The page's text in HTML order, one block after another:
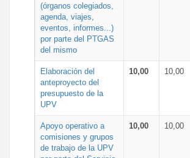
(órganos colegiados,
agenda, viajes,
eventos, informes...)
por parte del PTGAS
del mismo
Elaboración del
anteproyecto del
presupuesto de la
UPV
10,00 10,00
Apoyo operativo a
comisiones y grupos
de trabajo de la UPV
10,00 10,00